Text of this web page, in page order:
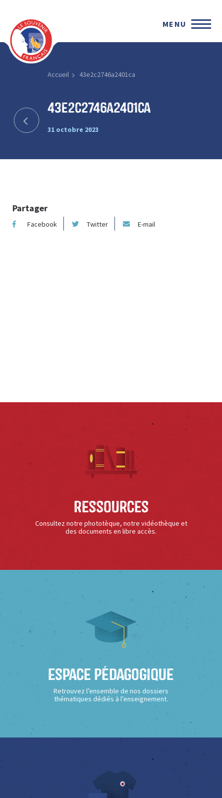
MENU
Accueil 43e2c2746a2401ca
43e2c2746a2401ca
31 octobre 2023
Partager
Facebook Twitter E-mail
Ressources
Consultez notre phototèque, notre vidéothèque et
des documents en libre accès.
Espace Pédagogique
Retrouvez l’ensemble de nos dossiers
thématiques dédiés à l’enseignement.